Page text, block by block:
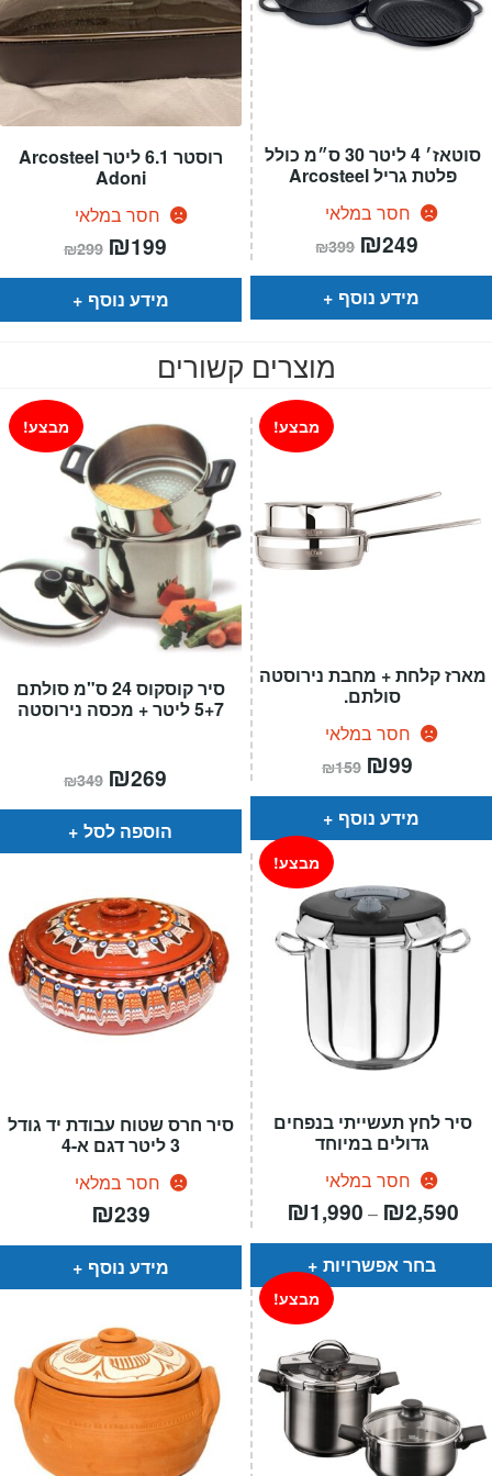
רוסטר 6.1 ליטר Arcosteel
Adoni
חסר במלאי
₪299 המחיר
המקורי
היה:
₪299.
₪199
הוא:
מידע נוסף
סוטאז׳ 4 ליטר 30 ס״מ כולל
פלטת גריל Arcosteel
חסר במלאי
₪399 המחיר
המקורי
היה:
₪399.
₪249
הוא:
מידע נוסף
מוצרים קשורים
סיר קוסקוס 24 ס"מ סולתם
5+7 ליטר + מכסה נירוסטה
מבצע!
₪349 המחיר
המקורי
היה:
₪349.
₪269
הוא:
הוספה לסל
מארז קלחת + מחבת נירוסטה
סולתם.
חסר במלאי
מבצע!
₪159 המחיר
המקורי
היה:
₪159.
₪99
הוא:
מידע נוסף
סיר חרס שטוח עבודת יד גודל
3 ליטר דגם א-4
חסר במלאי
₪239
מידע נוסף
סיר לחץ תעשייתי בנפחים
גדולים במיוחד
חסר במלאי
מבצע!
₪1,990 – ₪2,590טווח
⁦₪1,990⁩
בחר אפשרויות
מבצע!